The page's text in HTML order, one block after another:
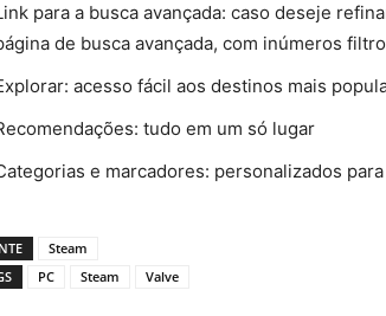
para a busca avançada: caso deseje
de busca avançada, com inúmeros
acesso fácil aos destinos mais
tudo em um só lugar
e marcadores: personalizados
Steam
PC Steam Valve